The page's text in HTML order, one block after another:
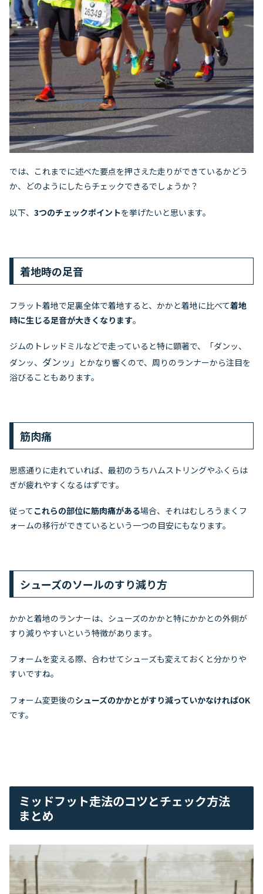
では、これまでに述べた要点を押さえた走りができているかどう
か、どのようにしたらチェックできるでしょうか？
以下、 3つのチェックポイントを挙げたいと思います。
着地時の足音
フラット着地で足裏全体で着地すると、かかと着地に比べて着地
時に生じる足音が大きくなります。
ジムのトレッドミルなどで走っていると特に顕著で、「ダンッ、
ダンッ、 ダンッ 」とかなり響くので、周りのランナーから注目を
浴びることもあります。
筋肉痛
思惑通りに走れていれば、最初のうちハムストリングやふくらは
ぎが疲れやすくなるはずです。
従って これらの部位に筋肉痛がある場合、それはむしろうまくフ
ォームの移行ができているという一つの目安にもなります。
シューズのソールのすり減り方
かかと着地のランナーは、シューズのかかと特にかかとの外側が
すり減りやすいという特徴があります。
フォームを変える際、合わせてシューズも変えておくと分かりや
すいですね。
フォーム変更後のシューズのかかとがすり減っていかなければOK
です。
ミッドフット走法のコツとチェック方法
まとめ